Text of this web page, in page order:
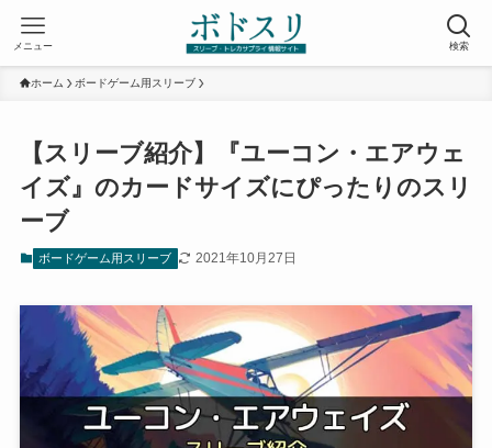
検索
メニュー
ホーム ボードゲーム用スリーブ
【スリーブ紹介】『ユーコン・エアウェ
イズ』のカードサイズにぴったりのスリ
ーブ
ボードゲーム用スリーブ 2021年10月27日